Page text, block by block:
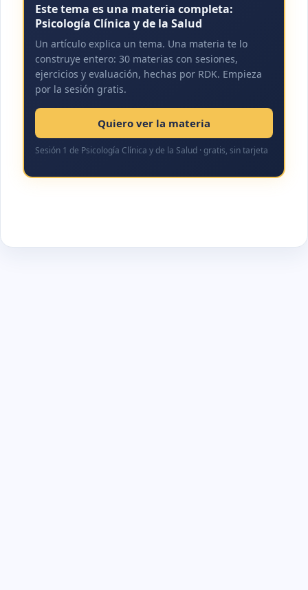
Este tema es una materia completa:
Psicología Clínica y de la Salud
Un artículo explica un tema. Una materia te lo
construye entero: 30 materias con sesiones,
ejercicios y evaluación, hechas por RDK. Empieza
por la sesión gratis.
Quiero ver la materia
Sesión 1 de Psicología Clínica y de la Salud · gratis, sin tarjeta